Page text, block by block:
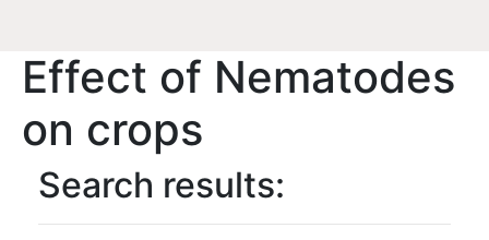
Effect of Nematodes
on crops
Search results: